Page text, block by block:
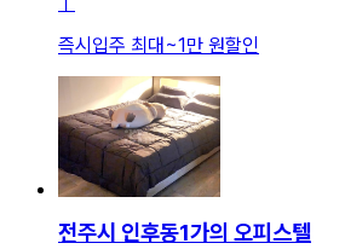
즉시입주 최대~1만 원할인
전주시 인후동1가의 오피스텔